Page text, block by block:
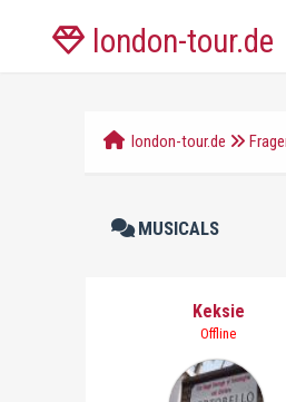
london-tour.de
london-tour.de
MUSICALS
Keksie
Offline